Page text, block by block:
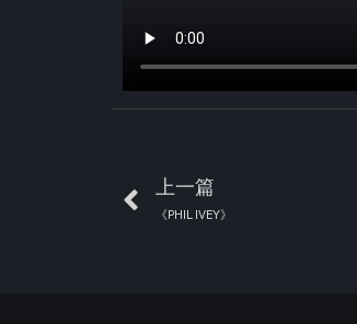
上一篇
《PHIL IVEY》